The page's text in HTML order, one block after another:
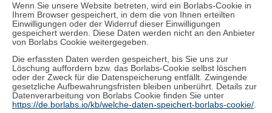
Wenn Sie unsere Website betreten, wird ein Borlabs-Cookie in
Ihrem Browser gespeichert, in dem die von Ihnen erteilten
Einwilligungen oder der Widerruf dieser Einwilligungen
gespeichert werden. Diese Daten werden nicht an den Anbieter
von Borlabs Cookie weitergegeben.
Die erfassten Daten werden gespeichert, bis Sie uns zur
Löschung auffordern bzw. das Borlabs-Cookie selbst löschen
oder der Zweck für die Datenspeicherung entfällt. Zwingende
gesetzliche Aufbewahrungsfristen bleiben unberührt. Details zur
Datenverarbeitung von Borlabs Cookie finden Sie unter
https://de.borlabs.io/kb/welche-daten-speichert-borlabs-cookie/.